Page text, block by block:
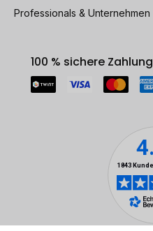
Professionals & Unternehmen
100 % sichere Zahlung